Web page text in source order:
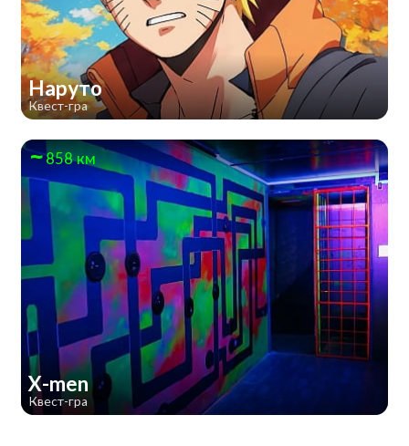
Наруто
Квест-гра
858 км
X-men
Квест-гра